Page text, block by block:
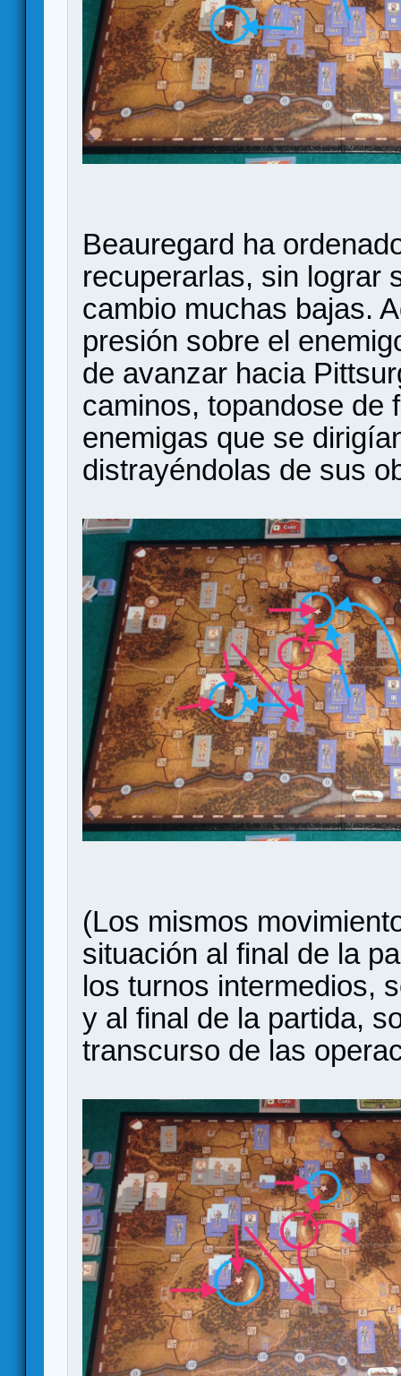
Beauregard ha
recuperarlas, sin lograr
cambio muchas bajas.
presión sobre el
de avanzar hacia
caminos, topandose de
enemigas que se
distrayéndolas de sus
(Los mismos
situación al final de la
los turnos intermedios,
y al final de la partida,
transcurso de las